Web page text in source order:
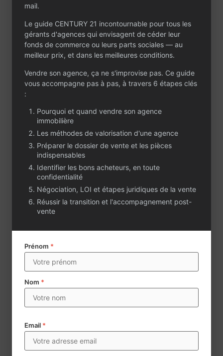
Contactez-nous
Un projet ou une
question ?
Que vous envisagiez de céder ou d’acheter
votre écoute. Partagez votre projet dans le
formulaire : notre équipe vous contactera
rapidement, en toute confidentialité.
mail.
Le guide CENTURY 21 incontournable pour tous les
gérants d'agences qui envisagent de céder leur
fonds de commerce ou leurs parts sociales — au
meilleur prix, et dans les meilleures conditions.
Vendre son agence, ça ne s'improvise pas. Ce guide
vous accompagne pas à pas, à travers 6 étapes clés
:
Pourquoi et quand vendre son agence
immobilière
Les méthodes de valorisation d'une agence
Préparer le dossier de vente et les pièces
indispensables
Identifier les bons acheteurs, en toute
confidentialité
Négociation, LOI et étapes juridiques de la vente
Réussir la transition et l'accompagnement post-
vente
Prénom *
Nom *
Email *